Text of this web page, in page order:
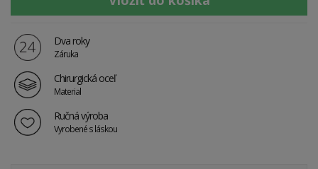
Dva roky
Záruka
Chirurgická oceľ
Material
Ručná výroba
Vyrobené s láskou